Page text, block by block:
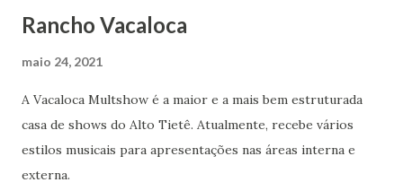
Rancho Vacaloca
maio 24, 2021
A Vacaloca Multshow é a maior e a mais bem estruturada
casa de shows do Alto Tietê. Atualmente, recebe vários
estilos musicais para apresentações nas áreas interna e
externa.